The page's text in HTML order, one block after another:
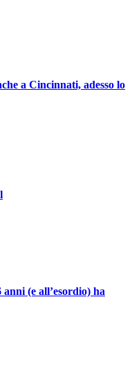
a Cincinnati, adesso lo
(e all’esordio) ha